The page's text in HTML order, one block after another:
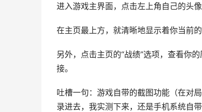
进入游戏主界面，点击左上角自己的头像
在主页最上方，就清晰地显示着你当前
另外，点击主页的“战绩”选项，查看你
接。
吐槽一句：游戏自带的截图功能（在对
录进去，我实测下来，还是手机系统自